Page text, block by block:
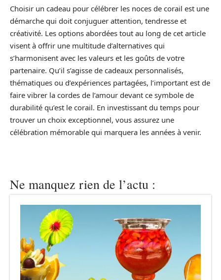
Choisir un cadeau pour célébrer les noces de corail est une
démarche qui doit conjuguer attention, tendresse et
créativité. Les options abordées tout au long de cet article
visent à offrir une multitude d’alternatives qui
s’harmonisent avec les valeurs et les goûts de votre
partenaire. Qu’il s’agisse de cadeaux personnalisés,
thématiques ou d’expériences partagées, l’important est de
faire vibrer la cordes de l’amour devant ce symbole de
durabilité qu’est le corail. En investissant du temps pour
trouver un choix exceptionnel, vous assurez une
célébration mémorable qui marquera les années à venir.
Ne manquez rien de l’actu :